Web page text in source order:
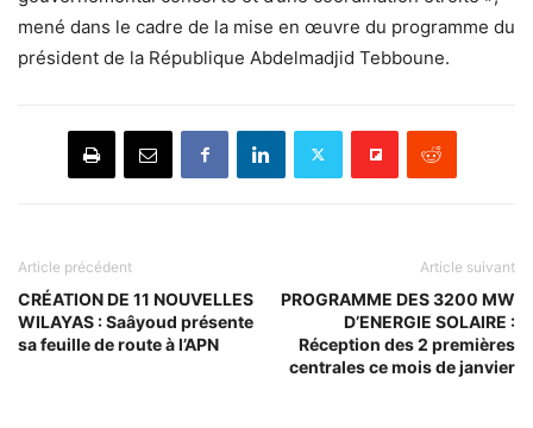
mené dans le cadre de la mise en œuvre du programme du
président de la République Abdelmadjid Tebboune.
Article précédent
CRÉATION DE 11 NOUVELLES
WILAYAS : Saâyoud présente
sa feuille de route à l’APN
Article suivant
PROGRAMME DES 3200 MW
D’ENERGIE SOLAIRE :
Réception des 2 premières
centrales ce mois de janvier